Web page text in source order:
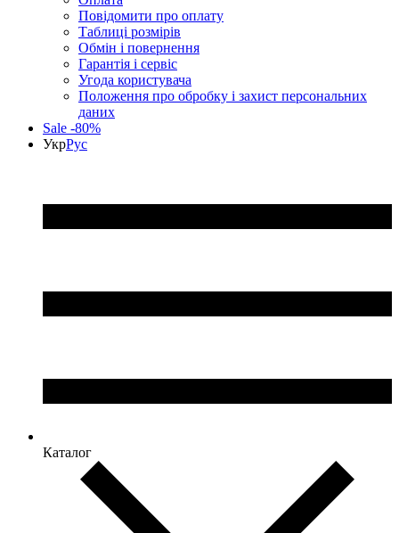
Повідомити про оплату
Таблиці розмірів
Обмін і повернення
Гарантія і сервіс
Угода користувача
Положення про обробку і захист персональних
даних
Sale -80%
УкрРус
Каталог